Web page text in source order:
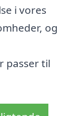
i vores
og
passer til